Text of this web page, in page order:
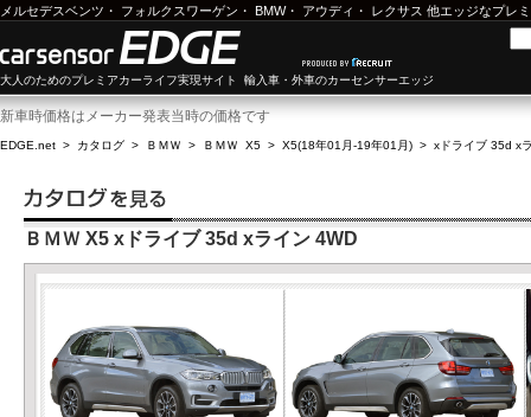
メルセデスベンツ ・ フォルクスワーゲン ・ BMW・ アウディ ・ レクサス 他エッジなプレ
大人のためのプレミアカーライフ実現サイト 輸入車・外車のカーセンサーエッジ
新車時価格はメーカー発表当時の価格です
EDGE.net > カタログ > ＢＭＷ > ＢＭＷ X5 > X5(18年01月-19年01月) > xドライブ 35d x
ＢＭＷ X5 xドライブ 35d xライン 4WD